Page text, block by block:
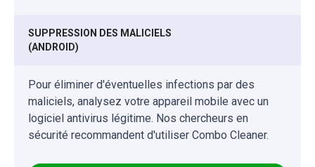
SUPPRESSION DES MALICIELS
(ANDROID)
Pour éliminer d'éventuelles infections par des
maliciels, analysez votre appareil mobile avec un
logiciel antivirus légitime. Nos chercheurs en
sécurité recommandent d'utiliser Combo Cleaner.